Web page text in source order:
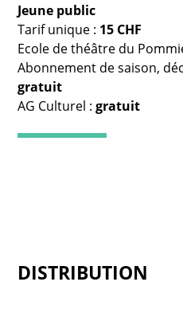
Jeune public
Tarif unique : 15 CHF
Ecole de théâtre du
Abonnement de saison,
gratuit
AG Culturel :gratuit
DISTRIBUTION